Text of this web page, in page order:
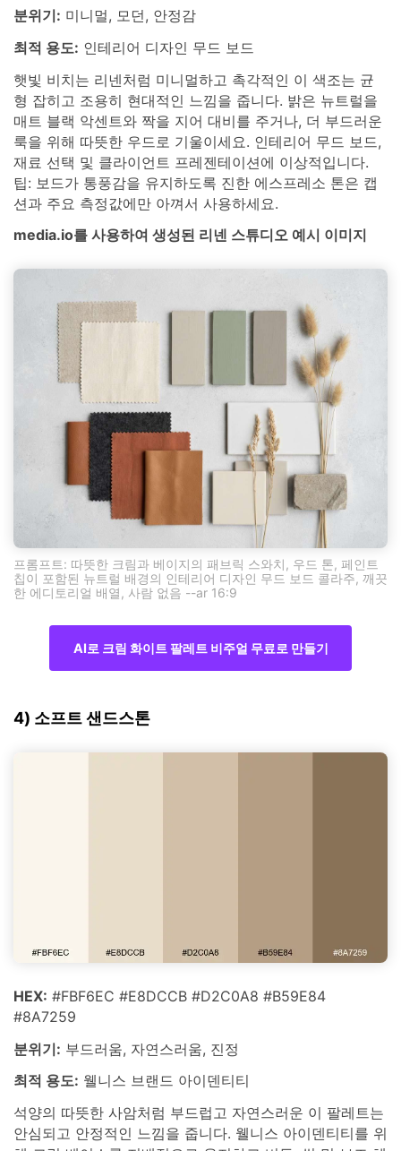
분위기: 미니멀, 모던, 안정감
최적 용도: 인테리어 디자인 무드 보드
햇빛 비치는 리넨처럼 미니멀하고 촉각적인 이 색조는 균
형 잡히고 조용히 현대적인 느낌을 줍니다. 밝은 뉴트럴을
매트 블랙 악센트와 짝을 지어 대비를 주거나, 더 부드러운
룩을 위해 따뜻한 우드로 기울이세요. 인테리어 무드 보드,
재료 선택 및 클라이언트 프레젠테이션에 이상적입니다.
팁: 보드가 통풍감을 유지하도록 진한 에스프레소 톤은 캡
션과 주요 측정값에만 아껴서 사용하세요.
media.io를 사용하여 생성된 리넨 스튜디오 예시 이미지
프롬프트: 따뜻한 크림과 베이지의 패브릭 스와치, 우드 톤, 페인트
칩이 포함된 뉴트럴 배경의 인테리어 디자인 무드 보드 콜라주, 깨끗
한 에디토리얼 배열, 사람 없음 --ar 16:9
AI로 크림 화이트 팔레트 비주얼 무료로 만들기
4) 소프트 샌드스톤
HEX: #FBF6EC #E8DCCB #D2C0A8 #B59E84
#8A7259
분위기: 부드러움, 자연스러움, 진정
최적 용도: 웰니스 브랜드 아이덴티티
석양의 따뜻한 사암처럼 부드럽고 자연스러운 이 팔레트는
안심되고 안정적인 느낌을 줍니다. 웰니스 아이덴티티를 위